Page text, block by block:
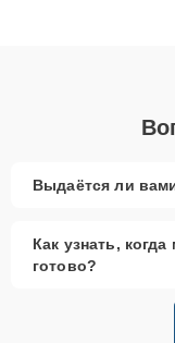
Выдаётся ли
Как узнать,
готово?